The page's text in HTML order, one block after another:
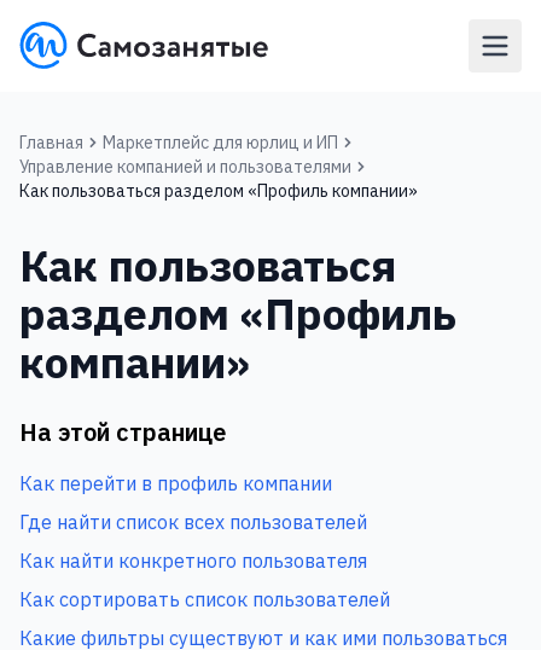
Главная
Маркетплейс для юрлиц и ИП‎
Управление компанией и пользователями
Как пользоваться разделом «‎Профиль компании»‎
Как пользоваться
разделом «‎Профиль
компании»‎
На этой странице
Как перейти в профиль компании
Где найти список всех пользователей
Как найти конкретного пользователя
Как сортировать список пользователей
Какие фильтры существуют и как ими пользоваться